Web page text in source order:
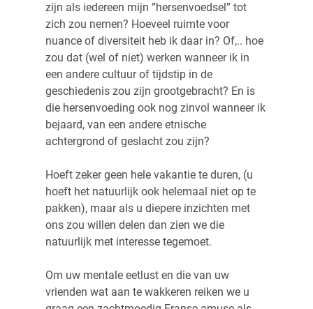
zijn als iedereen mijn ”hersenvoedsel” tot
zich zou nemen? Hoeveel ruimte voor
nuance of diversiteit heb ik daar in? Of,.. hoe
zou dat (wel of niet) werken wanneer ik in
een andere cultuur of tijdstip in de
geschiedenis zou zijn grootgebracht? En is
die hersenvoeding ook nog zinvol wanneer ik
bejaard, van een andere etnische
achtergrond of geslacht zou zijn?
Hoeft zeker geen hele vakantie te duren, (u
hoeft het natuurlijk ook helemaal niet op te
pakken), maar als u diepere inzichten met
ons zou willen delen dan zien we die
natuurlijk met interesse tegemoet.
Om uw mentale eetlust en die van uw
vrienden wat aan te wakkeren reiken we u